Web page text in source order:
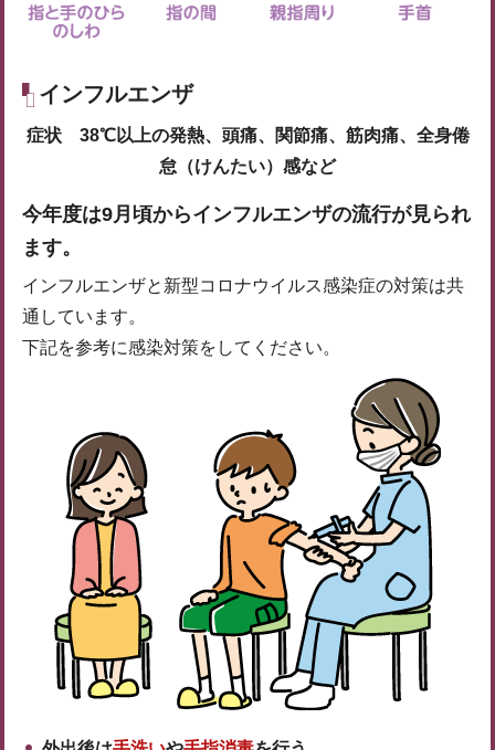
インフルエンザ
症状 38℃以上の発熱、頭痛、関節痛、筋肉痛、全身倦
怠（けんたい）感など
今年度は9月頃からインフルエンザの流行が見られ
ます。
インフルエンザと新型コロナウイルス感染症の対策は共
通しています。
下記を参考に感染対策をしてください。